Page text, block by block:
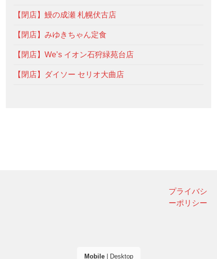
【閉店】鰻の成瀬 札幌伏古店
【閉店】みゆきちゃん定食
【閉店】We’s イオン石狩緑苑台店
【閉店】ダイソー セリオ大曲店
プライバシ
ーポリシー
Mobile| Desktop